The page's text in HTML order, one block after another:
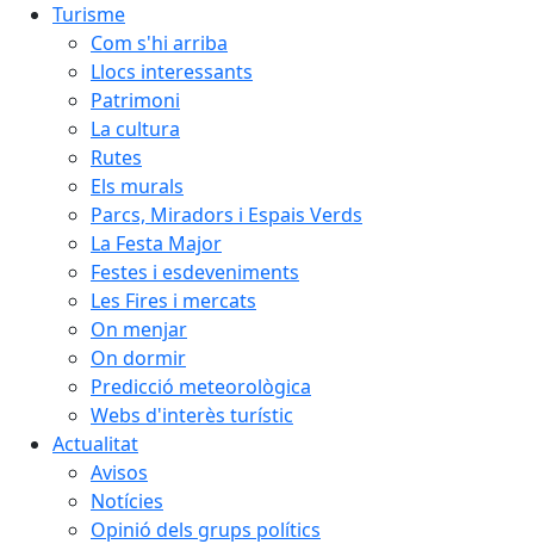
Turisme
Com s'hi arriba
Llocs interessants
Patrimoni
La cultura
Rutes
Els murals
Parcs, Miradors i Espais Verds
La Festa Major
Festes i esdeveniments
Les Fires i mercats
On menjar
On dormir
Predicció meteorològica
Webs d'interès turístic
Actualitat
Avisos
Notícies
Opinió dels grups polítics